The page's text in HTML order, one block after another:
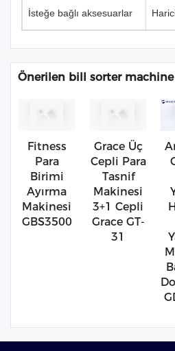
İsteğe bağlı aksesuarlar
Önerilen bill sorter machine
Fitness
Para
Birimi
Ayırma
Makinesi
GBS3500
Grace Üç
Cepli Para
Tasnif
Makinesi
3+1 Cepli
Grace GT-
31